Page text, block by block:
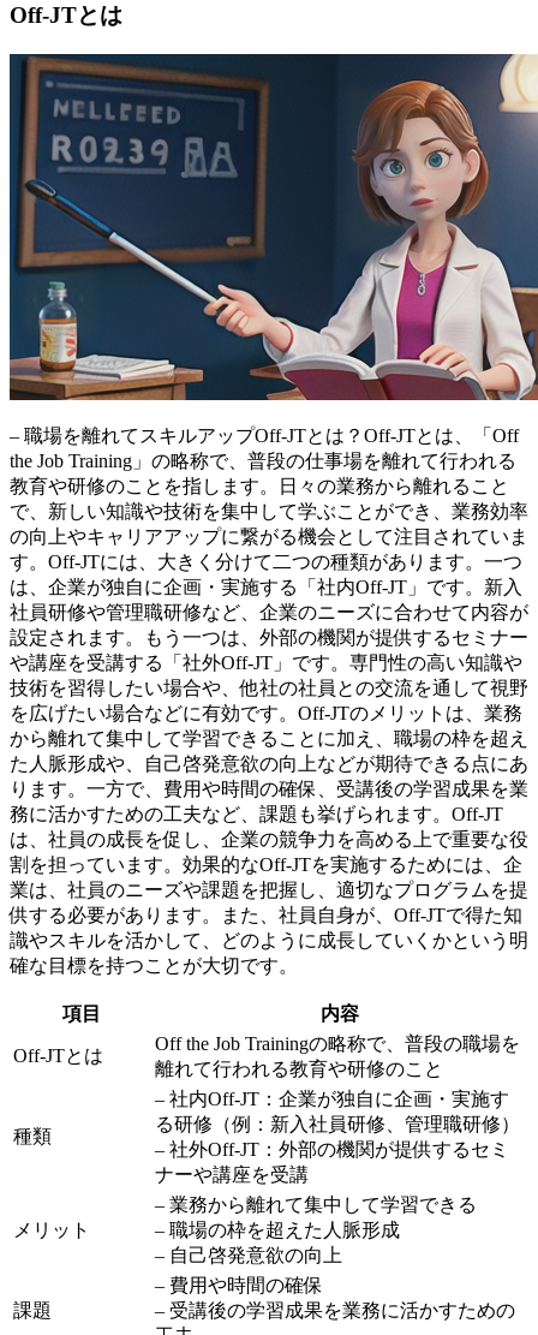
Off-JTとは
– 職場を離れてスキルアップOff-JTとは？Off-JTとは、「Off
the Job Training」の略称で、普段の仕事場を離れて行われる
教育や研修のことを指します。日々の業務から離れること
で、 新しい知識や技術を集中して学ぶことができ、 業務効率
の向上やキャリアアップに繋がる機会として注目されていま
す。Off-JTには、大きく分けて二つの種類があります。一つ
は、企業が独自に企画・実施する「社内Off-JT」です。新入
社員研修や管理職研修など、企業のニーズに合わせて内容が
設定されます。もう一つは、外部の機関が提供するセミナー
や講座を受講する「社外Off-JT」です。専門性の高い知識や
技術を習得したい場合や、他社の社員との交流を通して視野
を広げたい場合などに有効です。Off-JTのメリットは、 業務
から離れて集中して学習できる ことに加え、 職場の枠を超え
た人脈形成や、 自己啓発意欲の向上などが期待できる点にあ
ります。一方で、費用や時間の確保、受講後の学習成果を業
務に活かすための工夫など、 課題 も挙げられます。Off-JT
は、社員の成長を促し、企業の競争力を高める上で重要な役
割を担っています。効果的なOff-JTを実施するためには、企
業は、社員のニーズや課題を把握し、適切なプログラムを提
供する必要があります。また、社員自身が、 Off-JTで得た知
識やスキルを活かして、どのように成長していくかという明
確な目標を持つことが大切です。
項目 内容
Off-JTとは
Off the Job Trainingの略称で、普段の職場を
離れて行われる教育や研修のこと
種類
– 社内Off-JT：企業が独自に企画・実施す
る研修（例：新入社員研修、管理職研修）
– 社外Off-JT：外部の機関が提供するセミ
ナーや講座を受講
メリット
– 業務から離れて集中して学習できる
– 職場の枠を超えた人脈形成
– 自己啓発意欲の向上
課題
– 費用や時間の確保
– 受講後の学習成果を業務に活かすための